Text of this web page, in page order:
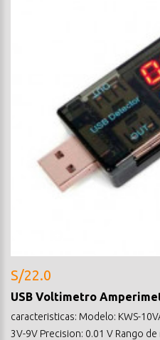
S/22.0
USB Voltimetro
caracteristicas: Modelo: KWS-
3V-9V Precision: 0.01 V Rango de